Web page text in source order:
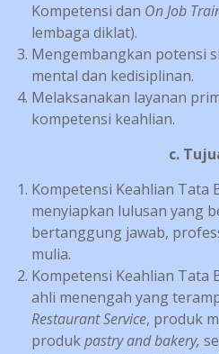
Kompetensi dan On Job
lembaga diklat).
Mengembangkan potensi
mental dan kedisiplinan.
Melaksanakan layanan
kompetensi keahlian.
c.
Kompetensi Keahlian Tata
menyiapkan lulusan yang
bertanggung jawab,
mulia.
Kompetensi Keahlian Tata
ahli menengah yang
Restaurant Service, produk
produkpastry and bakery,